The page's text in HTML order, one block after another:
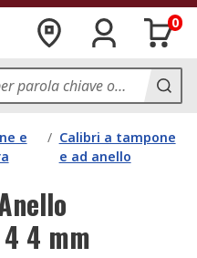
0
e
/ Calibri a tampone
e ad anello
4 mm